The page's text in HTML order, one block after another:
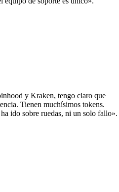
y Kraken, tengo claro que
Tienen muchísimos tokens.
ido sobre ruedas, ni un solo fallo».